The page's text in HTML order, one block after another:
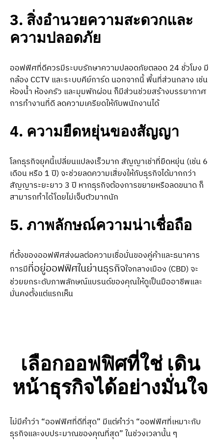
3. สิ่งอำนวยความสะดวกและ
ความปลอดภัย
ออฟฟิศที่ดีควรมีระบบรักษาความปลอดภัยตลอด 24 ชั่วโมง มี
กล้อง CCTV และระบบคีย์การ์ด นอกจากนี้ พื้นที่ส่วนกลาง เช่น
ห้องน้ำ ห้องครัว และมุมพักผ่อน ก็มีส่วนช่วยสร้างบรรยากาศ
การทำงานที่ดี ลดความเครียดให้กับพนักงานได้
4. ความยืดหยุ่นของสัญญา
โลกธุรกิจยุคนี้เปลี่ยนแปลงเร็วมาก สัญญาเช่าที่ยืดหยุ่น (เช่น 6
เดือน หรือ 1 ปี) จะช่วยลดความเสี่ยงให้กับธุรกิจได้มากกว่า
สัญญาระยะยาว 3 ปี หากธุรกิจต้องการขยายหรือลดขนาด ก็
สามารถทำได้โดยไม่เจ็บตัวมากนัก
5. ภาพลักษณ์ความน่าเชื่อถือ
ที่ตั้งของออฟฟิศส่งผลต่อความเชื่อมั่นของคู่ค้าและธนาคาร
การมีที่อยู่ออฟฟิศในย่านธุรกิจใจกลางเมือง (CBD) จะ
ช่วยยกระดับภาพลักษณ์แบรนด์ของคุณให้ดูเป็นมืออาชีพและ
มั่นคงตั้งแต่แรกเห็น
เลือกออฟฟิศที่ใช่ เดิน
หน้าธุรกิจได้อย่างมั่นใจ
ไม่มีคำว่า “ออฟฟิศที่ดีที่สุด” มีแต่คำว่า “ออฟฟิศที่เหมาะกับ
ธุรกิจและงบประมาณของคุณที่สุด” ในช่วงเวลานั้น ๆ